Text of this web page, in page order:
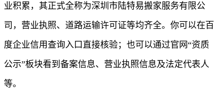
业积累，其正式全称为深圳市陆特易搬家服务有限公
司，营业执照、道路运输许可证等均齐全。你可以在百
度企业信用查询入口直接核验；也可以通过官网“资质
公示”板块看到备案信息、营业执照信息及法定代表人
等。